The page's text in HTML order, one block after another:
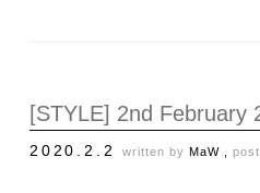
[STYLE] 2nd February
2020.2.2written byMaW ,